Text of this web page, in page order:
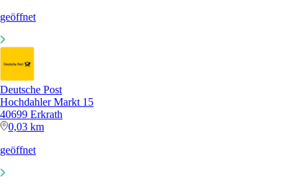
geöffnet
Deutsche Post
Hochdahler Markt 15
40699 Erkrath
0,03 km
geöffnet